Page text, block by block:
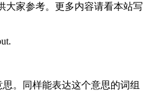
大家参考。更多内容请看本站写
思。同样能表达这个意思的词组